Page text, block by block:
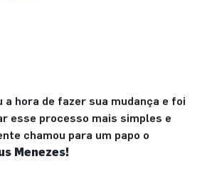
a hora de fazer sua mudança e foi
esse processo mais simples e
chamou para um papo o
Menezes!